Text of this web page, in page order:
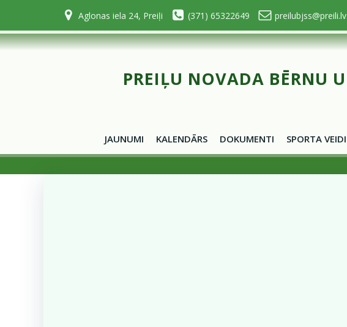
content
Aglonas iela 24, Preiļi (371) 65322649 preilubjss@preili.lv
PREIĻU NOVADA BĒRNU
JAUNUMI KALENDĀRS DOKUMENTI SPORTA VEIDI